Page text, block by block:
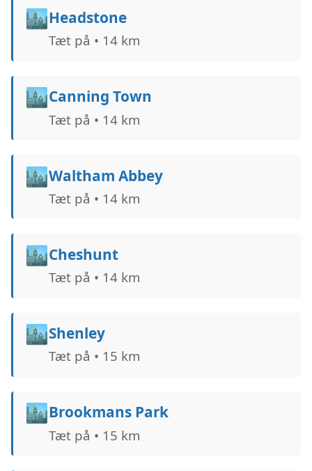
🏙️Headstone
Tæt på • 14 km
🏙️Canning Town
Tæt på • 14 km
🏙️Waltham Abbey
Tæt på • 14 km
🏙️Cheshunt
Tæt på • 14 km
🏙️Shenley
Tæt på • 15 km
🏙️Brookmans Park
Tæt på • 15 km